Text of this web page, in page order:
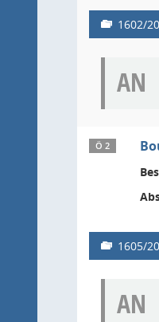
1602/
AN
Ö 2
1605/
AN